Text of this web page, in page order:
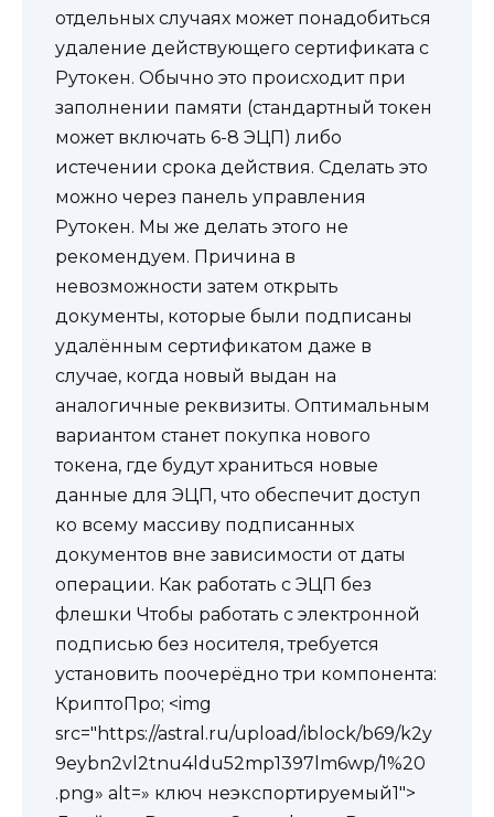
отдельных случаях может понадобиться
удаление действующего сертификата с
Рутокен. Обычно это происходит при
заполнении памяти (стандартный токен
может включать 6-8 ЭЦП) либо
истечении срока действия. Сделать это
можно через панель управления
Рутокен. Мы же делать этого не
рекомендуем. Причина в
невозможности затем открыть
документы, которые были подписаны
удалённым сертификатом даже в
случае, когда новый выдан на
аналогичные реквизиты. Оптимальным
вариантом станет покупка нового
токена, где будут храниться новые
данные для ЭЦП, что обеспечит доступ
ко всему массиву подписанных
документов вне зависимости от даты
операции. Как работать с ЭЦП без
флешки Чтобы работать с электронной
подписью без носителя, требуется
установить поочерёдно три компонента:
КриптоПро; <img
src="https://astral.ru/upload/iblock/b69/k2y
9eybn2vl2tnu4ldu52mp1397lm6wp/1%20
.png» alt=» ключ неэкспортируемый1″>